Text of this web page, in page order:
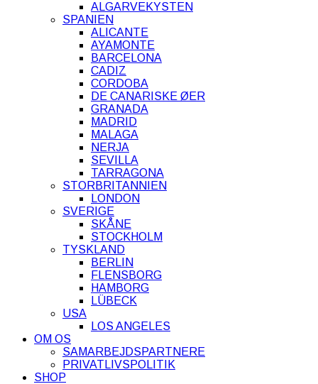
ALGARVEKYSTEN
SPANIEN
ALICANTE
AYAMONTE
BARCELONA
CADIZ
CORDOBA
DE CANARISKE ØER
GRANADA
MADRID
MALAGA
NERJA
SEVILLA
TARRAGONA
STORBRITANNIEN
LONDON
SVERIGE
SKÅNE
STOCKHOLM
TYSKLAND
BERLIN
FLENSBORG
HAMBORG
LÜBECK
USA
LOS ANGELES
OM OS
SAMARBEJDSPARTNERE
PRIVATLIVSPOLITIK
SHOP